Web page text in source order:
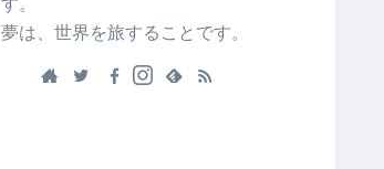
夢は、世界を旅することです。